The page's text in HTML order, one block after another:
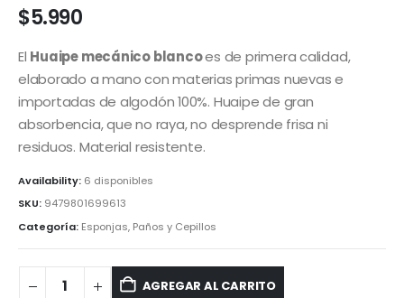
$5.990
El Huaipe mecánico blancoes de primera calidad,
elaborado a mano con materias primas nuevas e
importadas de algodón 100%. Huaipe de gran
absorbencia, que no raya, no desprende frisa ni
residuos. Material resistente.
Availability: 6 disponibles
SKU: 9479801699613
Categoría: Esponjas, Paños y Cepillos
AGREGAR AL CARRITO